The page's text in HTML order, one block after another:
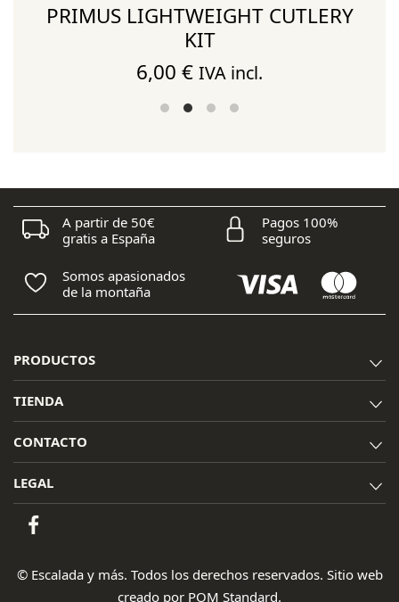
PRIMUS LIGHTWEIGHT CUTLERY
KIT
6,00 € IVA incl.
A partir de 50€
gratis a España
Pagos 100%
seguros
Somos apasionados
de la montaña
PRODUCTOS
TIENDA
CONTACTO
LEGAL
© Escalada y más. Todos los derechos reservados. Sitio web
creado por POM Standard.